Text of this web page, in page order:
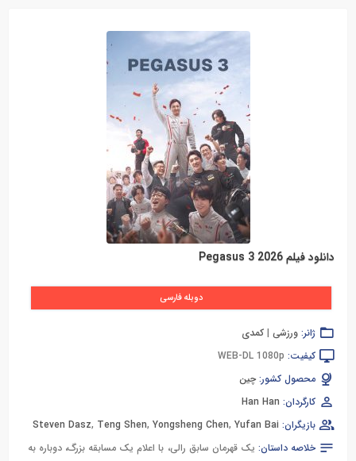
دانلود فیلم Pegasus 3 2026
دوبله فارسی
ژانر: ورزشی | کمدی
کیفیت: WEB-DL 1080p
محصول کشور: چین
کارگردان: Han Han
بازیگران:
Steven Dasz, Teng Shen, Yongsheng Chen, Yufan Bai
خلاصه داستان: یک قهرمان سابق رالی، با اعلام یک مسابقه بزرگ، دوباره به